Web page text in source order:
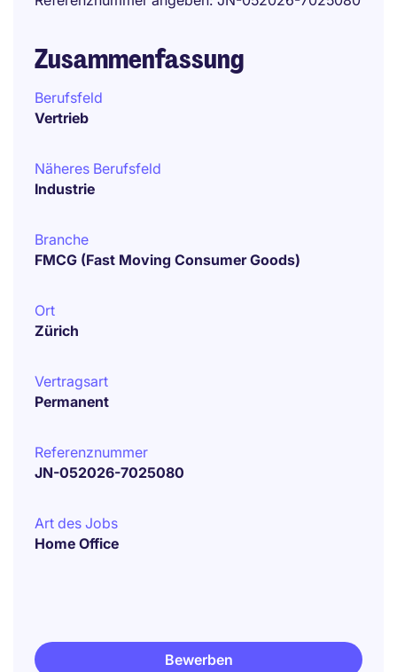
Zusammenfassung
Berufsfeld
Vertrieb
Näheres Berufsfeld
Industrie
Branche
FMCG (Fast Moving Consumer Goods)
Ort
Zürich
Vertragsart
Permanent
Referenznummer
JN-052026-7025080
Art des Jobs
Home Office
Bewerben